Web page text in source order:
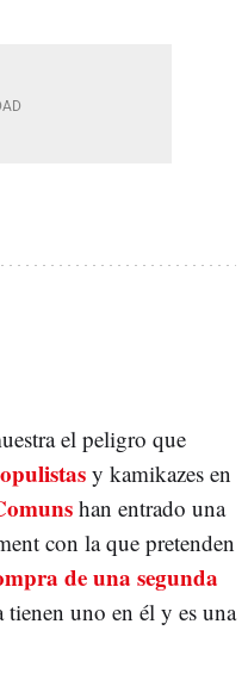
el peligro que
y kamikazes en
han entrado una
con la que pretenden
de una segunda
tienen uno en él y es una